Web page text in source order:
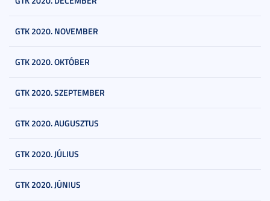
GTK 2020. NOVEMBER
GTK 2020. OKTÓBER
GTK 2020. SZEPTEMBER
GTK 2020. AUGUSZTUS
GTK 2020. JÚLIUS
GTK 2020. JÚNIUS